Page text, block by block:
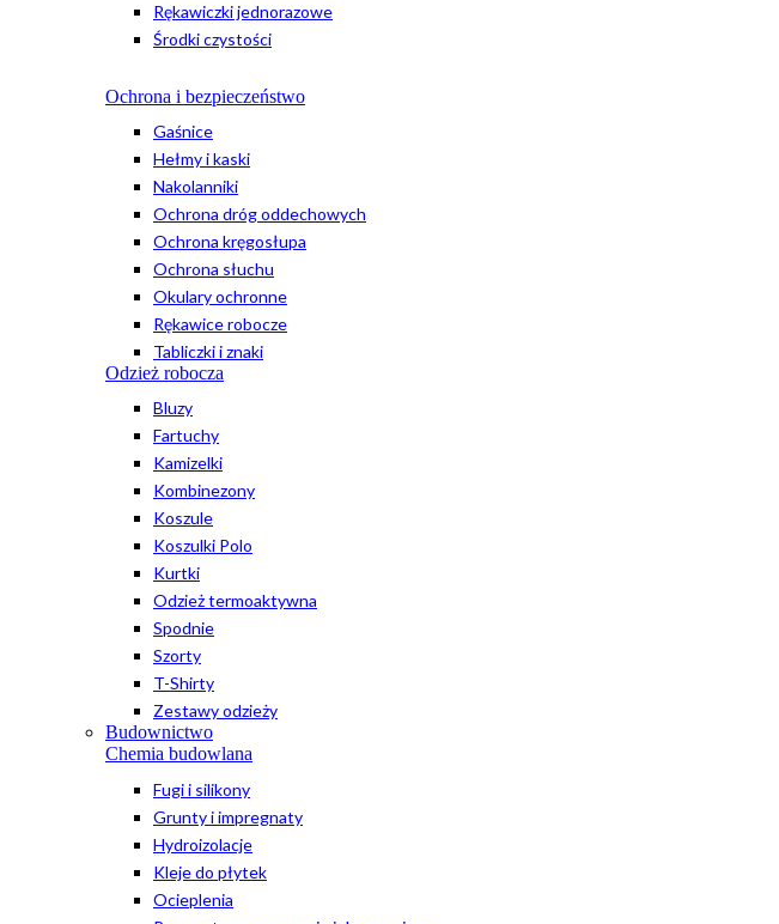
Rękawiczki jednorazowe
Środki czystości
Ochrona i bezpieczeństwo
Gaśnice
Hełmy i kaski
Nakolanniki
Ochrona dróg oddechowych
Ochrona kręgosłupa
Ochrona słuchu
Okulary ochronne
Rękawice robocze
Tabliczki i znaki
Odzież robocza
Bluzy
Fartuchy
Kamizelki
Kombinezony
Koszule
Koszulki Polo
Kurtki
Odzież termoaktywna
Spodnie
Szorty
T-Shirty
Zestawy odzieży
Budownictwo
Chemia budowlana
Fugi i silikony
Grunty i impregnaty
Hydroizolacje
Kleje do płytek
Ocieplenia